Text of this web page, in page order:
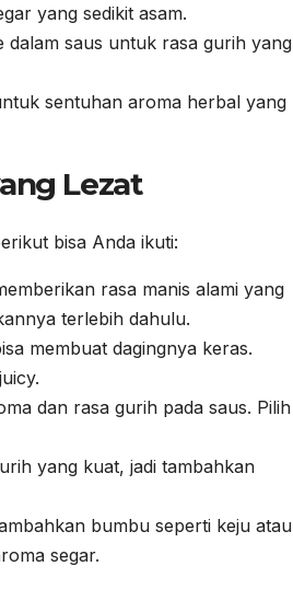
yang sedikit asam.
saus untuk rasa gurih yang
sentuhan aroma herbal yang
Lezat
bisa Anda ikuti:
rasa manis alami yang
terlebih dahulu.
membuat dagingnya keras.
dan rasa gurih pada saus. Pilih
yang kuat, jadi tambahkan
bumbu seperti keju atau
segar.